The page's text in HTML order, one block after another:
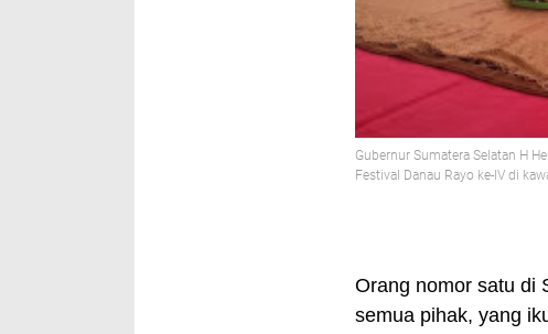
Gubernur Sumatera Selatan H
Festival Danau Rayo ke-IV di
Orang nomor satu di
semua pihak, yang